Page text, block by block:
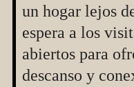
un hogar lejos
espera a los
abiertos para
descanso y